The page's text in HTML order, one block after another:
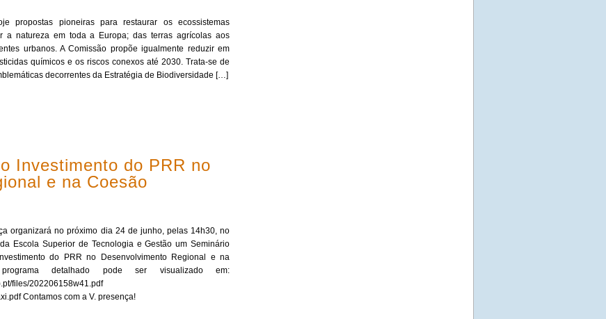
propostas pioneiras para restaurar os ecossistemas
a natureza em toda a Europa; das terras agrícolas aos
urbanos. A Comissão propõe igualmente reduzir em
químicos e os riscos conexos até 2030. Trata-se de
decorrentes da Estratégia de Biodiversidade […]
Investimento do PRR no
e na Coesão
organizará no próximo dia 24 de junho, pelas 14h30, no
Escola Superior de Tecnologia e Gestão um Seminário
do PRR no Desenvolvimento Regional e na
programa detalhado pode ser visualizado em:
files/202206158w41.pdf
Contamos com a V. presença!